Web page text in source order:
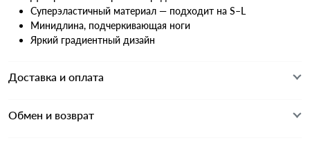
Суперэластичный материал — подходит на S–L
Минидлина, подчеркивающая ноги
Яркий градиентный дизайн
Доставка и оплата
Обмен и возврат